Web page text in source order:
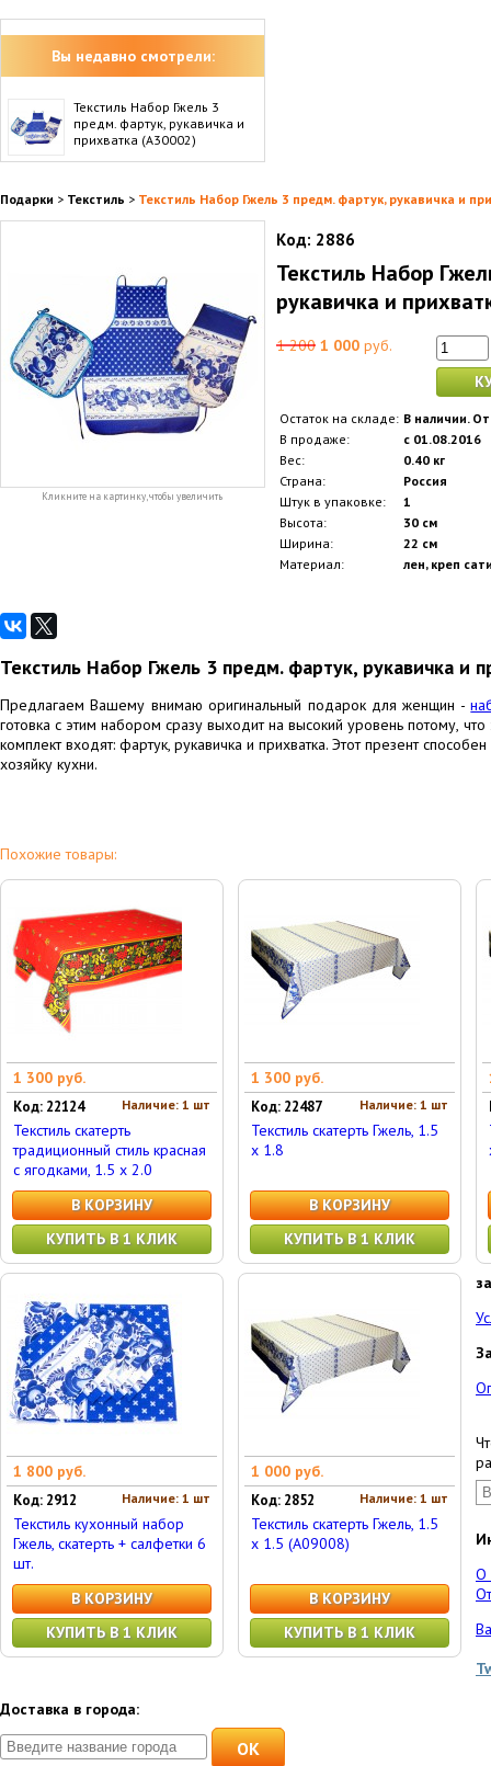
Вы недавно смотрели:
Текстиль Набор Гжель 3
предм. фартук, рукавичка и
прихватка (А30002)
Подарки > Текстиль > Текстиль Набор Гжель 3 предм. фартук, рукавичка и
Кликните на картинку, чтобы увеличить
Код: 2886
Текстиль Набор
рукавичка и
1 200 1 000 руб.
Остаток на складе: В наличии.
В продаже:
с 01.08.2016
Вес:
0.40 кг
Страна:
Россия
Штук в упаковке:
1
Высота:
30 см
Ширина:
22 см
Материал:
лен, креп
Текстиль Набор Гжель 3 предм. фартук, рукавичка и
Предлагаем Вашему внимаю оригинальный подарок для женщин -
готовка с этим набором сразу выходит на высокий уровень потому,
комплект входят: фартук, рукавичка и прихватка. Этот презент
хозяйку кухни.
Похожие товары:
1 300 руб.
Наличие: 1 шт
Код: 22124
Текстиль скатерть
традиционный стиль красная
с ягодками, 1.5 x 2.0
В КОРЗИНУ
КУПИТЬ В 1 КЛИК
1 300 руб.
Наличие: 1 шт
Код: 22487
Текстиль скатерть Гжель, 1.5
x 1.8
В КОРЗИНУ
КУПИТЬ В 1 КЛИК
1 800 руб.
Наличие: 1 шт
Код: 2912
Текстиль кухонный набор
Гжель, скатерть + салфетки 6
шт.
В КОРЗИНУ
КУПИТЬ В 1 КЛИК
1 000 руб.
Наличие: 1 шт
Код: 2852
Текстиль скатерть Гжель, 1.5
x 1.5 (А09008)
В КОРЗИНУ
КУПИТЬ В 1 КЛИК
О
Доставка в города:
OK